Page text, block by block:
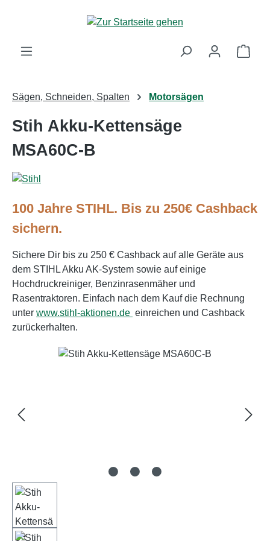
Zum Hauptinhalt springen
Sägen, Schneiden, Spalten Motorsägen
Stih Akku-Kettensäge
MSA60C-B
100 Jahre STIHL. Bis zu 250€ Cashback
sichern.
Sichere Dir bis zu 250 € Cashback auf alle Geräte aus
dem STIHL Akku AK-System sowie auf einige
Hochdruckreiniger, Benzinrasenmäher und
Rasentraktoren. Einfach nach dem Kauf die Rechnung
unter www.stihl-aktionen.de einreichen und Cashback
zurückerhalten.